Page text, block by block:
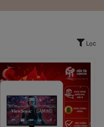
Lọc